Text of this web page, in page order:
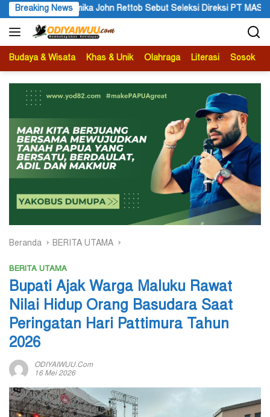
Langsung
ke
konten
Breaking News
Sebut Seleksi Direksi PT MAS Wajib Lewat Mekanisme RUPS
Budaya & Wisata Khas & Unik Olahraga Literasi Sosok
Beranda BERITA UTAMA
BERITA UTAMA
Bupati Ajak Warga Maluku Rawat
Nilai Hidup Orang Basudara Saat
Peringatan Hari Pattimura Tahun
2026
ODIYAIWUU.com
16 Mei 2026